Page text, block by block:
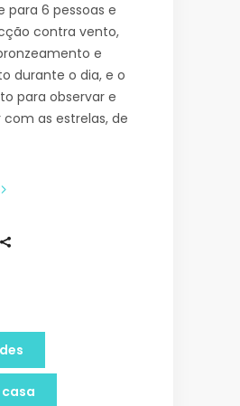
para 6 pessoas e
contra vento,
e
durante o dia, e o
para observar e
as estrelas, de